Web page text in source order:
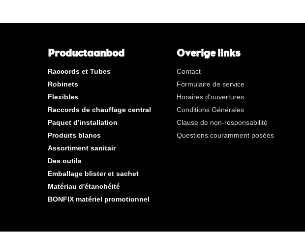
**
Long filetage interne gaz
Belgische Gasvaklieden
Productaanbod
Raccords et Tubes
Robinets
Flexibles
Raccords de chauffage central
Paquet d’installation
Produits blancs
Assortiment sanitair
Des outils
Emballage blister et sachet
Matériau d'étanchéité
BONFIX matériel promotionnel
Overige links
Contact
Formulaire de service
Horaires d'ouvertures
Conditions Générales
Clause de non-responsabilité
Questions couramment posées